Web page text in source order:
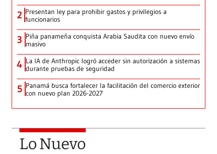
2 Presentan ley para prohibir gastos y privilegios a
funcionarios
3 Piña panameña conquista Arabia Saudita con nuevo envío
masivo
4 La IA de Anthropic logró acceder sin autorización a sistemas
durante pruebas de seguridad
5 Panamá busca fortalecer la facilitación del comercio exterior
con nuevo plan 2026-2027
Lo Nuevo